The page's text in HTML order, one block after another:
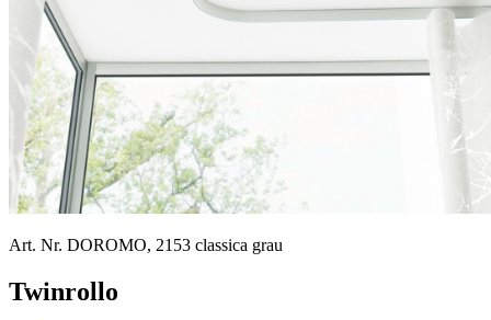
Art. Nr. DOROMO, 2153 classica grau
Twin­rollo